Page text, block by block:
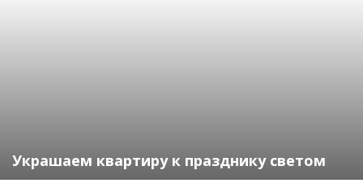
Украшаем квартиру к празднику светом